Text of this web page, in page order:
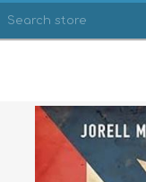
WISHLIST
0